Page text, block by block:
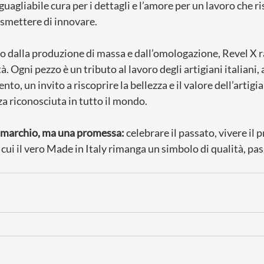
cura per i dettagli e l’amore per un lavoro che
di innovare.
dalla produzione di massa e dall’omologazione, Revel X
Ogni pezzo è un tributo al lavoro degli artigiani italiani,
un invito a riscoprire la bellezza e il valore
riconosciuta in tutto il mondo.
ma una promessa: celebrare il passato, vivere il
il vero Made in Italy rimanga un simbolo di qualità,